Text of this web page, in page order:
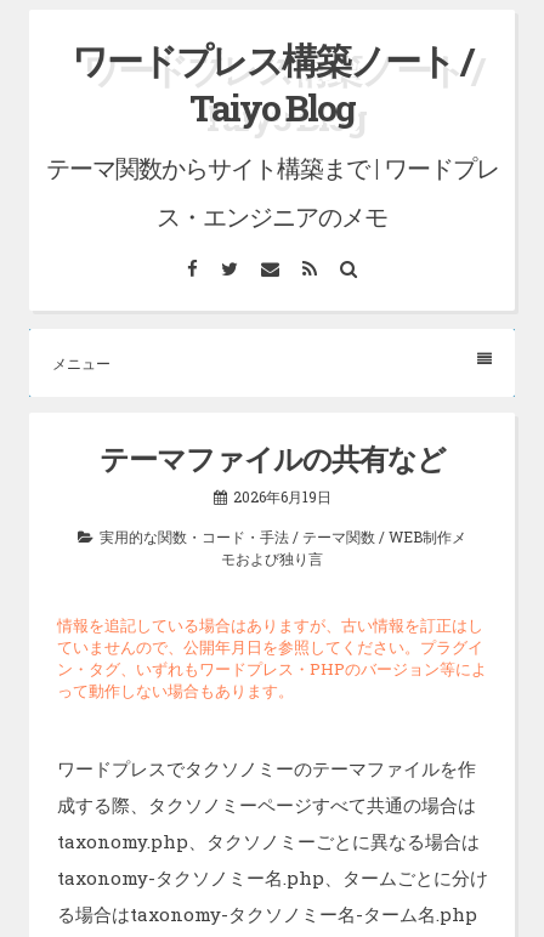
ッ
ワードプレス構築ノート /
Taiyo Blog
テーマ関数からサイト構築まで | ワードプレ
ス・エンジニアのメモ
Facebook
Twitterメ
RSS
メニュー
テーマファイルの共有など
2026年6月19日
実用的な関数・コード・手法 / テーマ関数 /WEB制作メ
モおよび独り言
情報を追記している場合はありますが、古い情報を訂正はし
ていませんので、公開年月日を参照してください。プラグイ
ン・タグ、いずれもワードプレス・PHPのバージョン等によ
って動作しない場合もあります。
ワードプレスでタクソノミーのテーマファイルを作
成する際、タクソノミーページすべて共通の場合は
taxonomy.php、タクソノミーごとに異なる場合は
taxonomy-タクソノミー名.php、タームごとに分け
る場合はtaxonomy-タクソノミー名-ターム名.php